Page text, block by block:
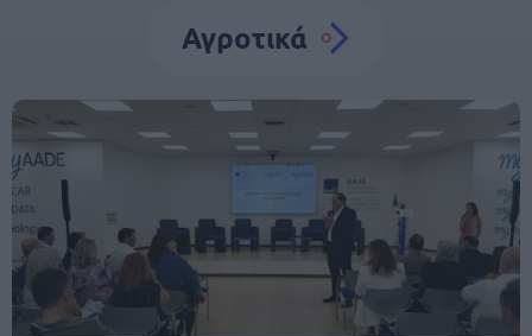
Αγροτικά